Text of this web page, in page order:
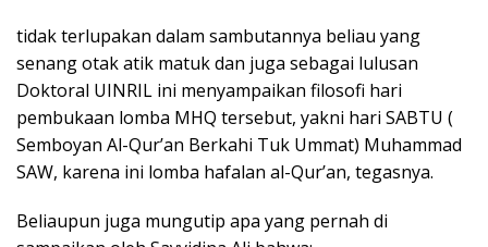
tidak terlupakan dalam sambutannya beliau yang
senang otak atik matuk dan juga sebagai lulusan
Doktoral UINRIL ini menyampaikan filosofi hari
pembukaan lomba MHQ tersebut, yakni hari SABTU (
Semboyan Al-Qur’an Berkahi Tuk Ummat) Muhammad
SAW, karena ini lomba hafalan al-Qur’an, tegasnya.
Beliaupun juga mungutip apa yang pernah di